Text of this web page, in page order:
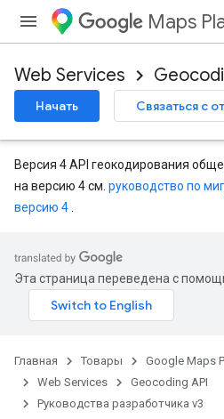
Maps
Web Services
Начать Связаться с
Версия 4 API геокодирования
на версию 4 см. руководство по
версию 4
Эта страница переведена с
Главная Товары Google Maps
Web Services
Geocoding API
Руководства разработчика v3